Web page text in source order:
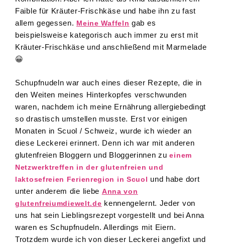
Faible für Kräuter-Frischkäse und habe ihn zu fast
allem gegessen. Meine Waffeln gab es
beispielsweise kategorisch auch immer zu erst mit
Kräuter-Frischkäse und anschließend mit Marmelade
😀
Schupfnudeln war auch eines dieser Rezepte, die in
den Weiten meines Hinterkopfes verschwunden
waren, nachdem ich meine Ernährung allergiebedingt
so drastisch umstellen musste. Erst vor einigen
Monaten in Scuol / Schweiz, wurde ich wieder an
diese Leckerei erinnert. Denn ich war mit anderen
glutenfreien Bloggern und Bloggerinnen zu einem
Netzwerktreffen in der glutenfreien und
laktosefreien Ferienregion in Scuol und habe dort
unter anderem die liebe Anna von
glutenfreiumdiewelt.de kennengelernt. Jeder von
uns hat sein Lieblingsrezept vorgestellt und bei Anna
waren es Schupfnudeln. Allerdings mit Eiern.
Trotzdem wurde ich von dieser Leckerei angefixt und